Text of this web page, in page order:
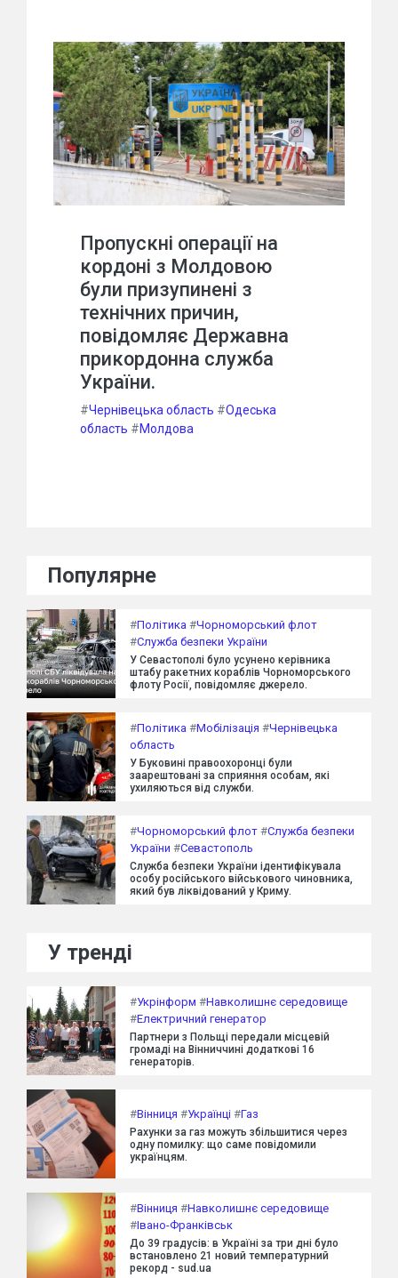
Пропускні операції на
кордоні з Молдовою
були призупинені з
технічних причин,
повідомляє Державна
прикордонна служба
України.
#Чернівецька область #Одеська
область #Молдова
Популярне
#Політика #Чорноморський флот
#Служба безпеки України
У Севастополі було усунено керівника
штабу ракетних кораблів Чорноморського
флоту Росії, повідомляє джерело.
#Політика #Мобілізація #Чернівецька
область
У Буковині правоохоронці були
заарештовані за сприяння особам, які
ухиляються від служби.
#Чорноморський флот #Служба безпеки
України #Севастополь
Служба безпеки України ідентифікувала
особу російського військового чиновника,
який був ліквідований у Криму.
У тренді
#Укрінформ #Навколишнє середовище
#Електричний генератор
Партнери з Польщі передали місцевій
громаді на Вінниччині додаткові 16
генераторів.
#Вінниця #Українці #Газ
Рахунки за газ можуть збільшитися через
одну помилку: що саме повідомили
українцям.
#Вінниця #Навколишнє середовище
#Івано-Франківськ
До 39 градусів: в Україні за три дні було
встановлено 21 новий температурний
рекорд - sud.ua